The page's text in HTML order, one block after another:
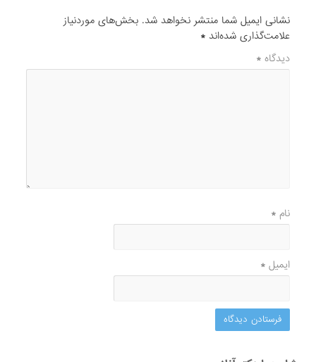
نشانی ایمیل شما منتشر نخواهد شد. بخش‌های موردنیاز
علامت‌گذاری شده‌اند*
دیدگاه*
نام*
ایمیل*